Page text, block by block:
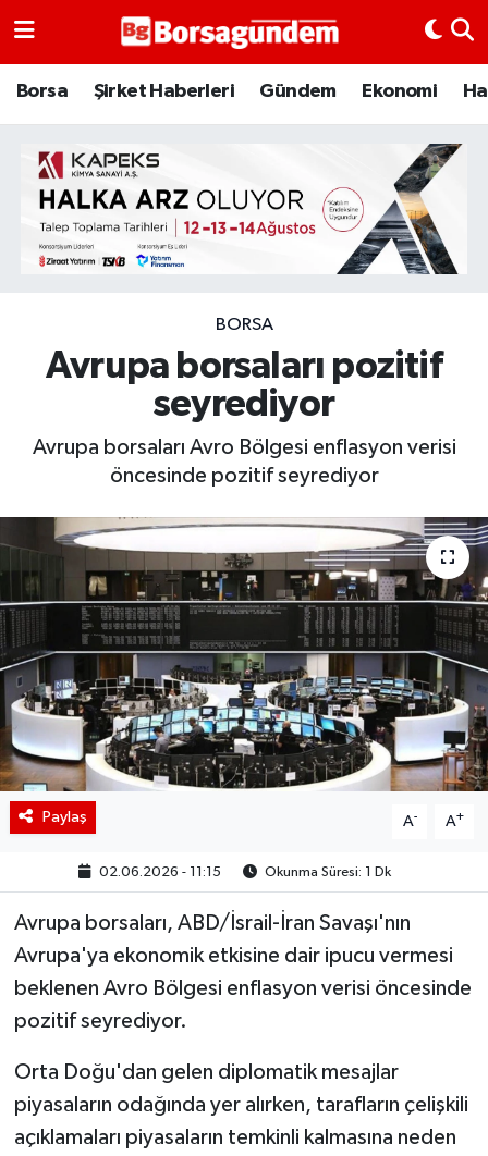
Borsa Şirket Haberleri Gündem Ekonomi
BORSA
Avrupa borsaları pozitif
seyrediyor
Avrupa borsaları Avro Bölgesi enflasyon verisi
öncesinde pozitif seyrediyor
Paylaş A- A+
02.06.2026 - 11:15 Okunma Süresi: 1 Dk
Avrupa borsaları, ABD/İsrail-İran Savaşı'nın
Avrupa'ya ekonomik etkisine dair ipucu vermesi
beklenen Avro Bölgesi enflasyon verisi öncesinde
pozitif seyrediyor.
Orta Doğu'dan gelen diplomatik mesajlar
piyasaların odağında yer alırken, tarafların çelişkili
açıklamaları piyasaların temkinli kalmasına neden
Borsa
Emtia
Galeri
Bitcoin
Şirket Haberleri
Borsa Gundem
BIST 100 Isı Haritası
Coin Isı Haritası
Ekonomik Takvim
Kiripto Para Piyasası
Gizlilik Sözleşmesi
Hakkımızda
İletişim